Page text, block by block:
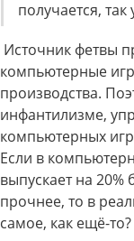
получается,
Источник фетвы
компьютерные
производства.
инфантилизме,
компьютерных
Если в
выпускает на
прочнее, то в
самое, как ещё-то?